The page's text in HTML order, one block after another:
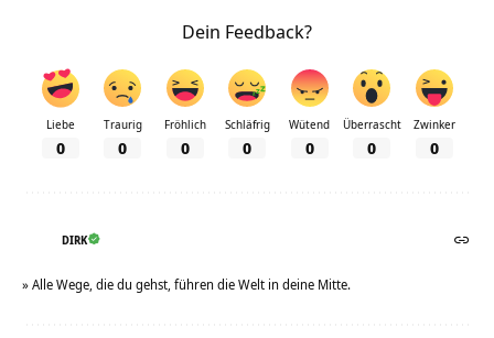
Dein Feedback?
Liebe
0
Traurig
0
Fröhlich
0
Schläfrig
0
Wütend
0
Überrascht
0
Zwinker
0
DIRK
» Alle Wege, die du gehst, führen die Welt in deine Mitte.